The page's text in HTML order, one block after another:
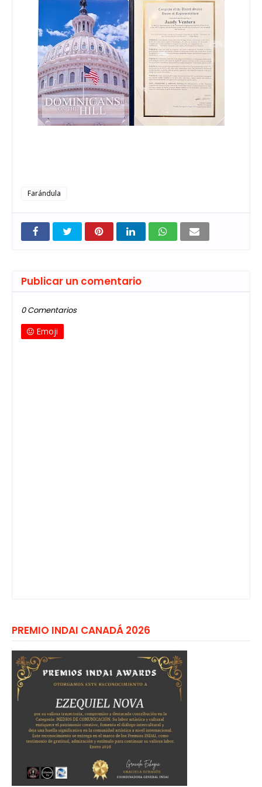
Farándula
Publicar un comentario
0 Comentarios
Emoji
PREMIO INDAI CANADÁ 2026